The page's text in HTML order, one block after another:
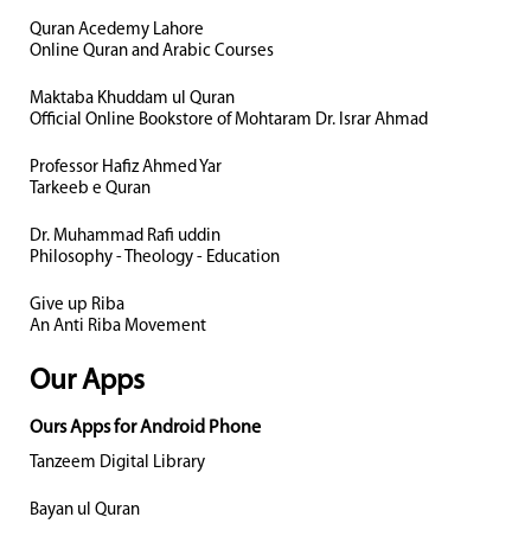
Quran Acedemy Lahore
Online Quran and Arabic Courses
Maktaba Khuddam ul Quran
Official Online Bookstore of Mohtaram Dr. Israr Ahmad
Professor Hafiz Ahmed Yar
Tarkeeb e Quran
Dr. Muhammad Rafi uddin
Philosophy - Theology - Education
Give up Riba
An Anti Riba Movement
Our Apps
Ours Apps for Android Phone
Tanzeem Digital Library
Bayan ul Quran